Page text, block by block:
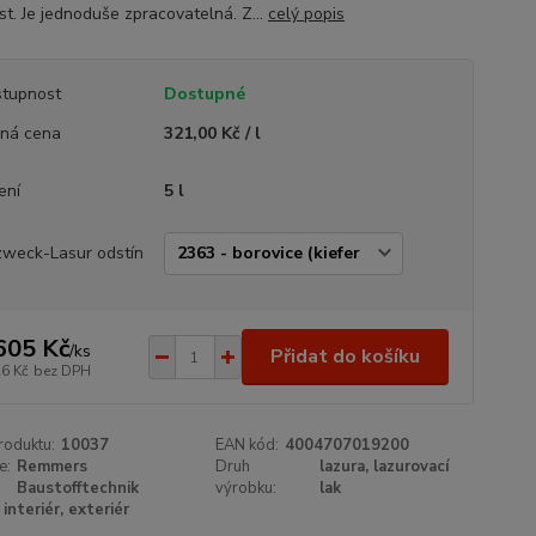
Je jednoduše zpracovatelná. Z... celý popis
Dostupné
cena
321,00 Kč / l
5 l
Lasur odstín
Kč/ks
Kč bez DPH
Přidat do košíku
10037 EAN kód: 4004707019200
Remmers
Baustofftechnik
Druh
výrobku:
lazura, lazurovací
lak
interiér, exteriér